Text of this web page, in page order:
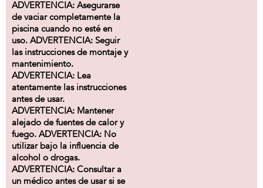
ADVERTENCIA: Asegurarse
de vaciar completamente la
piscina cuando no esté en
uso. ADVERTENCIA: Seguir
las instrucciones de montaje y
mantenimiento.
ADVERTENCIA: Lea
atentamente las instrucciones
antes de usar.
ADVERTENCIA: Mantener
alejado de fuentes de calor y
fuego. ADVERTENCIA: No
utilizar bajo la influencia de
alcohol o drogas.
ADVERTENCIA: Consultar a
un médico antes de usar si se